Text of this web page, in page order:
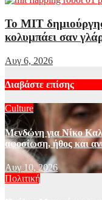
Το MIT
κολυμπάει σαν
Αυγ 6, 2026
Διαβάστε επίσης
Culture
Μενδώνη για Νίκο
αφοσίωση, ήθος και
Αυγ 10, 2026
Πολιτική